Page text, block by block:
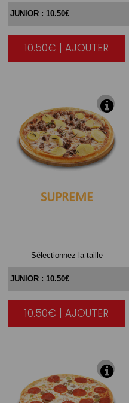
|
10.50€ | AJOUTER
SUPREME
Sélectionnez la taille
|
10.50€ | AJOUTER